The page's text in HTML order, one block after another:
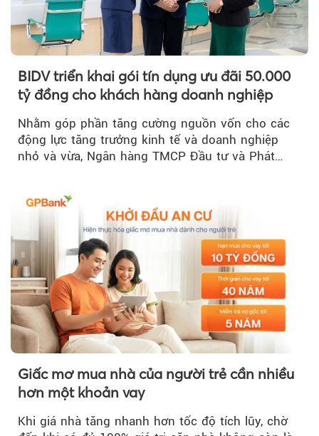
BIDV triển khai gói tín dụng ưu đãi 50.000
tỷ đồng cho khách hàng doanh nghiệp
Nhằm góp phần tăng cường nguồn vốn cho các
động lực tăng trưởng kinh tế và doanh nghiệp
nhỏ và vừa, Ngân hàng TMCP Đầu tư và Phát
Giấc mơ mua nhà của người trẻ cần nhiều
hơn một khoản vay
Khi giá nhà tăng nhanh hơn tốc độ tích lũy, chờ